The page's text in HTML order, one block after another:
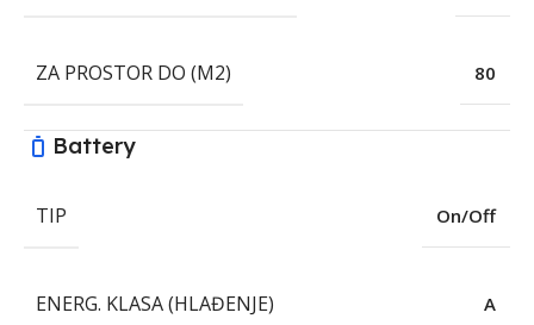
ZA PROSTOR DO (M2) 80
Battery
TIP On/Off
ENERG. KLASA (HLAĐENJE) A